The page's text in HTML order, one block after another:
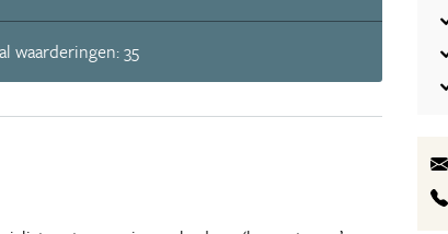
waarderingen: 35